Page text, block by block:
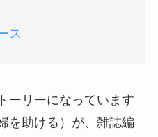
ス
ーリーになっています
を助ける）が、雑誌編